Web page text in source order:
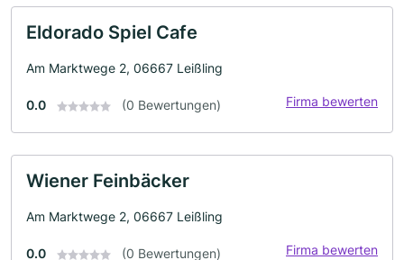
Eldorado Spiel Cafe
Am Marktwege 2, 06667 Leißling
0.0 (0 Bewertungen) Firma bewerten
Wiener Feinbäcker
Am Marktwege 2, 06667 Leißling
0.0 (0 Bewertungen) Firma bewerten